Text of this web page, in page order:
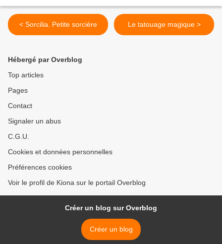
< Sorcilia. Petite sorcière Le tatouage magique >
Hébergé par Overblog
Top articles
Pages
Contact
Signaler un abus
C.G.U.
Cookies et données personnelles
Préférences cookies
Voir le profil de Kiona sur le portail Overblog
Créer un blog sur Overblog
Créer un blog